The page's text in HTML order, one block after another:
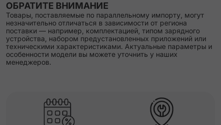
ОБРАТИТЕ ВНИМАНИЕ
Товары, поставляемые по параллельному импорту, могут
незначительно отличаться в зависимости от региона
поставки — например, комплектацией, типом зарядного
устройства, набором предустановленных приложений или
техническими характеристиками. Актуальные параметры и
особенности модели вы можете уточнить у наших
менеджеров.